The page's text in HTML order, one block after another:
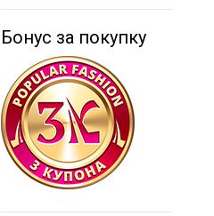
Бонус за покупку